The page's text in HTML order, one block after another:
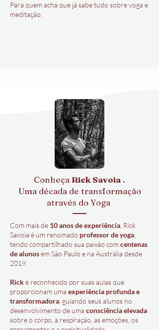
Para quem acha que já sabe tudo sobre yoga e
meditação.
Conheça Rick Savoia .
Uma década de transformação
através do Yoga
Com mais de 10 anos de experiência , Rick
Savoia é um renomado professor de yoga
tendo compartilhado sua paixão comcentenas
de alunosem São Paulo e na Austrália desde
2019.
Rické reconhecido por suas aulas que
proporcionam uma experiência profunda e
transformadora , guiando seus alunos no
desenvolvimento de uma consciência elevada
sobre o corpo, a respiração, as emoções, os